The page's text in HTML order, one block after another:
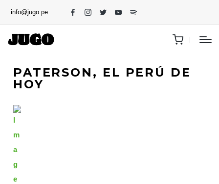
info@jugo.pe
PATERSON, EL PERÚ DE
HOY